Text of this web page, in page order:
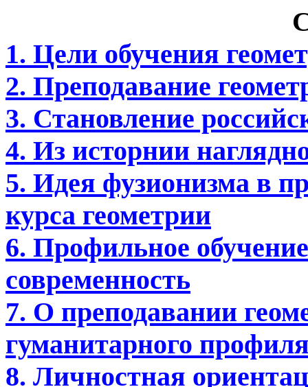
1. Цели обучения
2. Преподавание
3. Становление
4. Из исторнии
5. Идея фузионизма в
курса геометрии
6. Профильное
современность
7. О преподавании
гуманитарного
8. Личностная